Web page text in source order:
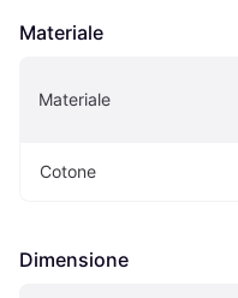
Materiale
Materiale
Cotone
Dimensione